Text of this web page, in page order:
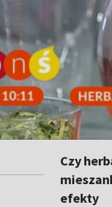
Czy
efekty